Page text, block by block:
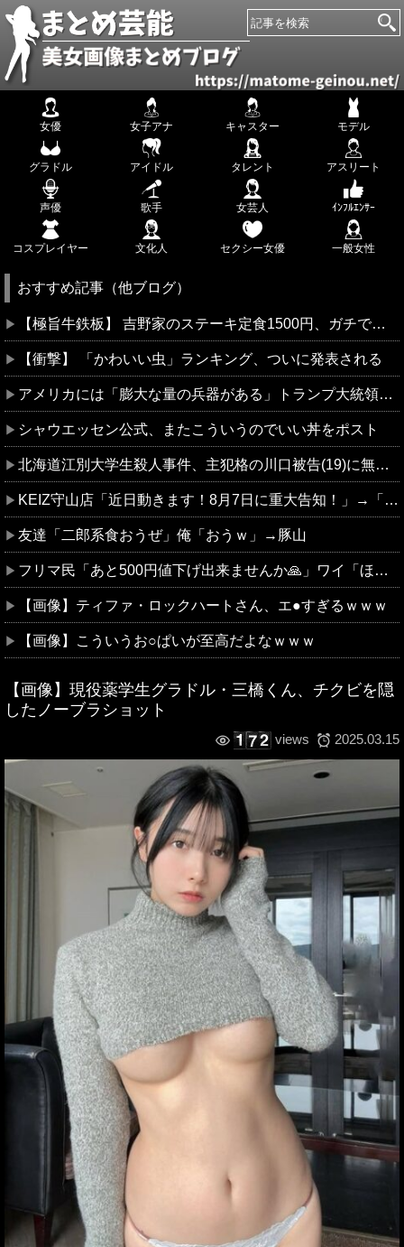
女優 女子アナ キャスター モデル
グラドル アイドル タレント アスリート
声優 歌手 女芸人 ｲﾝﾌﾙｴﾝｻｰ
コスプレイヤー 文化人 セクシー女優 一般女性
おすすめ記事（他ブログ）
【極旨牛鉄板】 吉野家のステーキ定食1500円、ガチで美味そうｗｗｗ
【衝撃】 「かわいい虫」ランキング、ついに発表される
アメリカには「膨大な量の兵器がある」トランプ大統領が主張…在庫枯渇の報道受け！
シャウエッセン公式、またこういうのでいい丼をポスト
北海道江別大学生殺人事件、主犯格の川口被告(19)に無期懲役の判決
KEIZ守山店「近日動きます！8月7日に重大告知！」→「8月7日は店休日とさせて頂きます」
友達「二郎系食おうぜ」俺「おうｗ」→豚山
フリマ民「あと500円値下げ出来ませんか🙏」ワイ「ほ～い購入ｗ」
【画像】ティファ・ロックハートさん、エ●すぎるｗｗｗ
【画像】こういうお○ぱいが至高だよなｗｗｗ
【画像】現役薬学生グラドル・三橋くん、チクビを隠
したノーブラショット
views 2025.03.15